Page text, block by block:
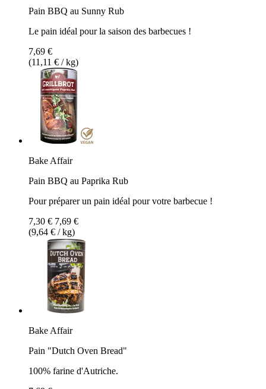
Pain BBQ au Sunny Rub
Le pain idéal pour la saison des barbecues !
7,69 €
(11,11 € / kg)
Bake Affair
Pain BBQ au Paprika Rub
Pour préparer un pain idéal pour votre barbecue !
7,30 € 7,69 €
(9,64 € / kg)
Bake Affair
Pain "Dutch Oven Bread"
100% farine d'Autriche.